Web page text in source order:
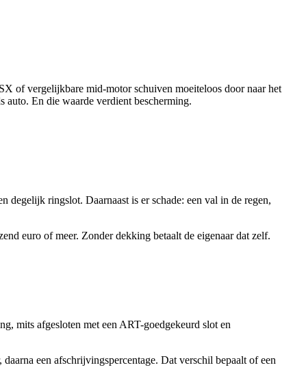
of vergelijkbare mid-motor schuiven moeiteloos door naar het
auto. En die waarde verdient bescherming.
ringslot. Daarnaast is er schade: een val in de regen,
euro of meer. Zonder dekking betaalt de eigenaar dat zelf.
mits afgesloten met een ART-goedgekeurd slot en
een afschrijvingspercentage. Dat verschil bepaalt of een